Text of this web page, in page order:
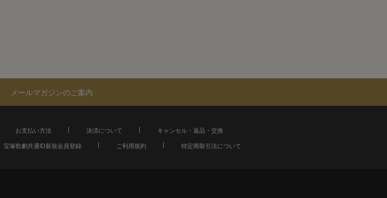
メールマガジンのご案内
お支払い方法 決済について
キャンセル・返品・交換
宝塚歌劇共通ID新規会員登録 ご利用規約 特定商取引法について